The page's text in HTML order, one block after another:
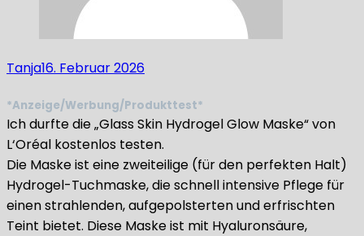
Tanja16. Februar 2026
*Anzeige/Werbung/Produkttest*
Ich durfte die „Glass Skin Hydrogel Glow Maske“ von
L‘Oréal kostenlos testen.
Die Maske ist eine zweiteilige (für den perfekten Halt)
Hydrogel-Tuchmaske, die schnell intensive Pflege für
einen strahlenden, aufgepolsterten und erfrischten
Teint bietet. Diese Maske ist mit Hyaluronsäure,